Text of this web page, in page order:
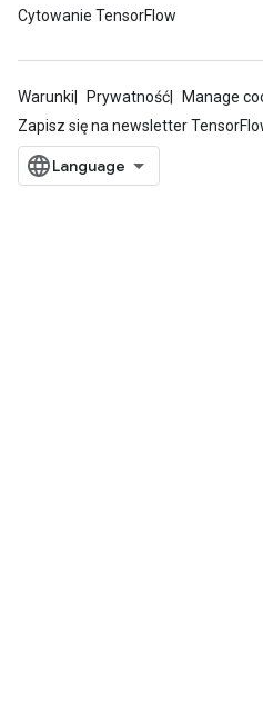
Cytowanie TensorFlow
Warunki Prywatność
Manage
Zapisz się na newsletter